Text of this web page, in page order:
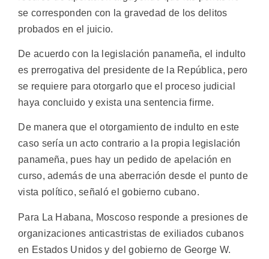
se corresponden con la gravedad de los delitos
probados en el juicio.
De acuerdo con la legislación panameña, el indulto
es prerrogativa del presidente de la República, pero
se requiere para otorgarlo que el proceso judicial
haya concluido y exista una sentencia firme.
De manera que el otorgamiento de indulto en este
caso sería un acto contrario a la propia legislación
panameña, pues hay un pedido de apelación en
curso, además de una aberración desde el punto de
vista político, señaló el gobierno cubano.
Para La Habana, Moscoso responde a presiones de
organizaciones anticastristas de exiliados cubanos
en Estados Unidos y del gobierno de George W.